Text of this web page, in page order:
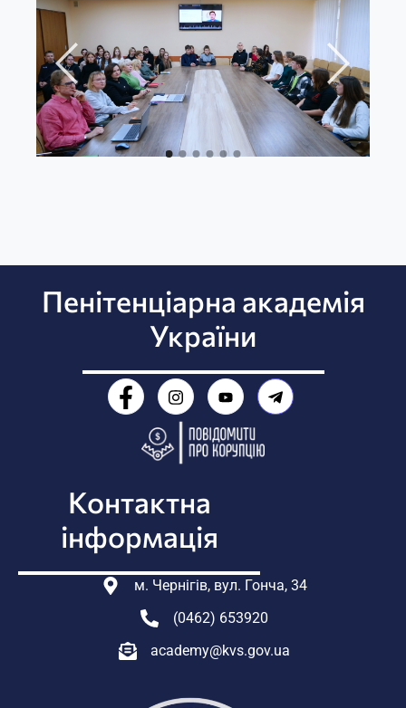
Пенітенціарна академія
України
Контактна
інформація
м. Чернігів, вул. Гонча, 34
(0462) 653920
academy@kvs.gov.ua